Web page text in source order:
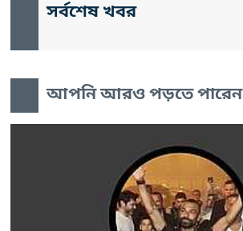
সর্বশেষ খবর
আপনি আরও পড়তে পারেন